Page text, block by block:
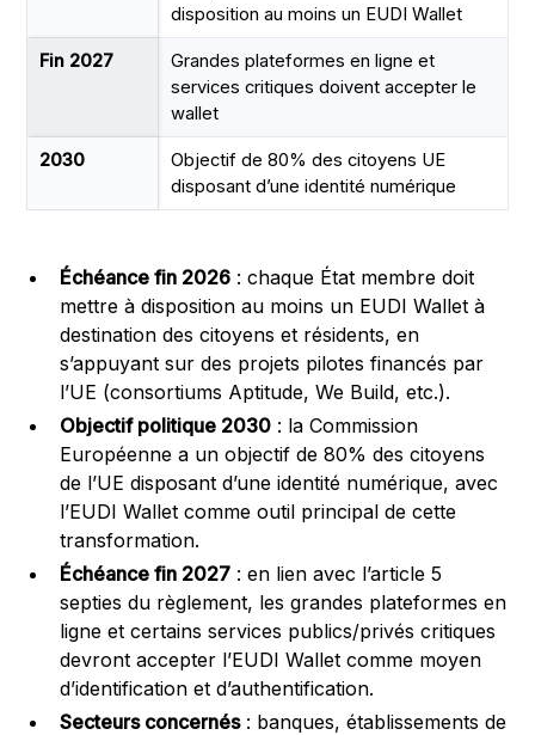
disposition au moins un EUDI Wallet
Fin 2027
Grandes plateformes en ligne et
services critiques doivent accepter le
wallet
2030
Objectif de 80% des citoyens UE
disposant d’une identité numérique
Échéance fin 2026 : chaque État membre doit
mettre à disposition au moins un EUDI Wallet à
destination des citoyens et résidents, en
s’appuyant sur des projets pilotes financés par
l’UE (consortiums Aptitude, We Build, etc.).
Objectif politique 2030 : la Commission
Européenne a un objectif de 80% des citoyens
de l’UE disposant d’une identité numérique, avec
l’EUDI Wallet comme outil principal de cette
transformation.
Échéance fin 2027 : en lien avec l’article 5
septies du règlement, les grandes plateformes en
ligne et certains services publics/privés critiques
devront accepter l’EUDI Wallet comme moyen
d’identification et d’authentification.
Secteurs concernés: banques, établissements de